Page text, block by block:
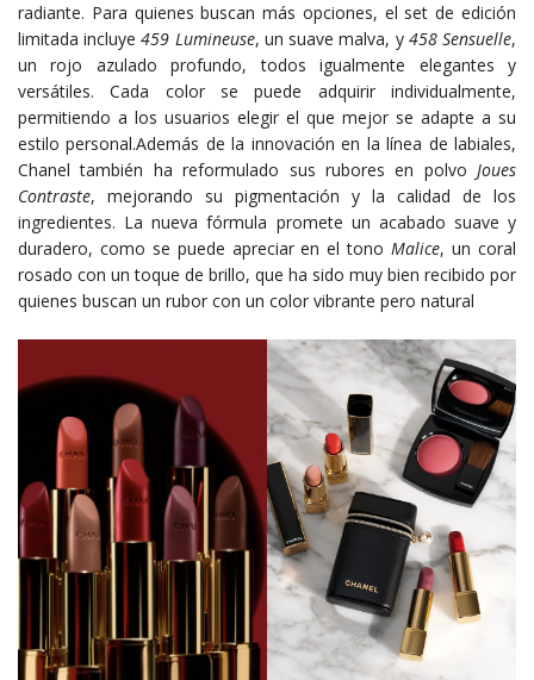
radiante. Para quienes buscan más opciones, el set de edición
limitada incluye459 Lumineuse, un suave malva, y 458 Sensuelle,
un rojo azulado profundo, todos igualmente elegantes y
versátiles. Cada color se puede adquirir individualmente,
permitiendo a los usuarios elegir el que mejor se adapte a su
estilo personal.Además de la innovación en la línea de labiales,
Chanel también ha reformulado sus rubores en polvo Joues
Contraste, mejorando su pigmentación y la calidad de los
ingredientes. La nueva fórmula promete un acabado suave y
duradero, como se puede apreciar en el tonoMalice, un coral
rosado con un toque de brillo, que ha sido muy bien recibido por
quienes buscan un rubor con un color vibrante pero natural